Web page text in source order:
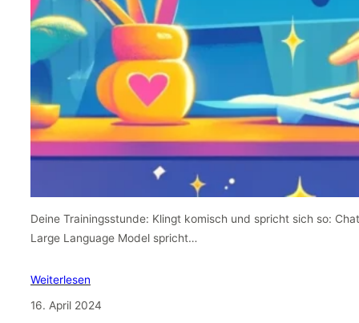
Deine Trainingsstunde: Klingt komisch und spricht sich so:
Large Language Model spricht…
Weiterlesen
16. April 2024